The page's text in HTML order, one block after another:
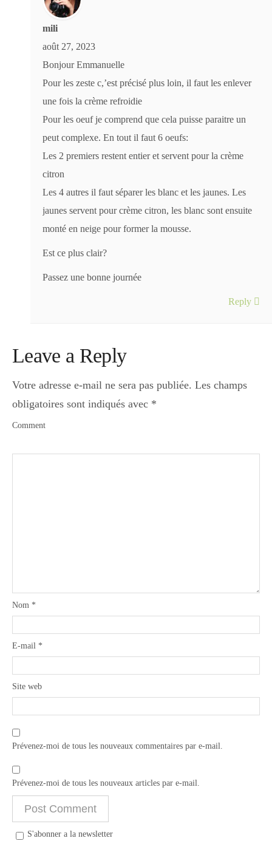
mili
août 27, 2023
Bonjour Emmanuelle
Pour les zeste c,’est précisé plus loin, il faut les enlever
une fois la crème refroidie
Pour les oeuf je comprend que cela puisse paraitre un
peut complexe. En tout il faut 6 oeufs:
Les 2 premiers restent entier et servent pour la crème
citron
Les 4 autres il faut séparer les blanc et les jaunes. Les
jaunes servent pour crème citron, les blanc sont ensuite
monté en neige pour former la mousse.
Est ce plus clair?
Passez une bonne journée
Reply
Leave a Reply
Votre adresse e-mail ne sera pas publiée. Les champs
obligatoires sont indiqués avec *
Comment
Nom *
E-mail *
Site web
Prévenez-moi de tous les nouveaux commentaires par e-mail.
Prévenez-moi de tous les nouveaux articles par e-mail.
S'abonner a la newsletter